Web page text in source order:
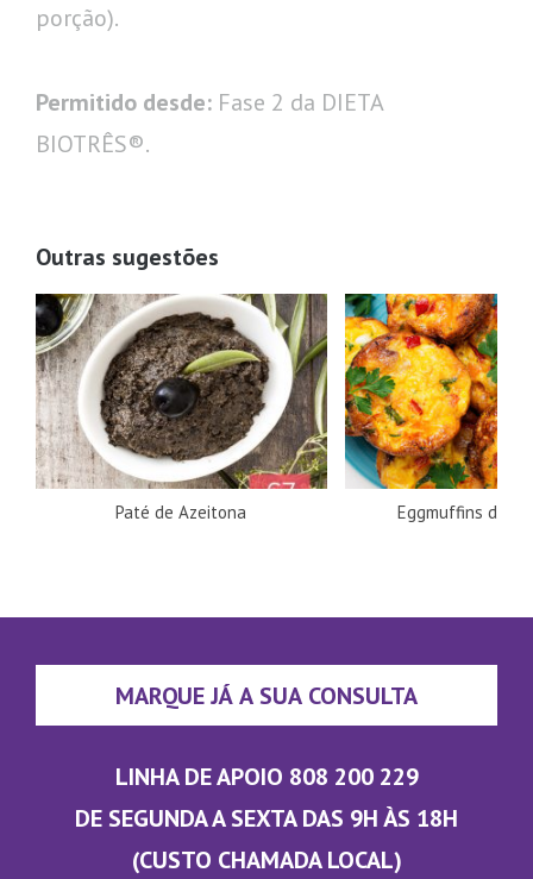
porção).
Permitido desde: Fase 2 da DIETA
BIOTRÊS®.
Outras sugestões
Paté de Azeitona Eggmuffins de
MARQUE JÁ A SUA CONSULTA
LINHA DE APOIO 808 200 229
DE SEGUNDA A SEXTA DAS 9H ÀS 18H
(CUSTO CHAMADA LOCAL)